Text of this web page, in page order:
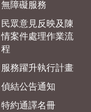
無障礙服務
民眾意見反映及陳
情案件處理作業流
程
服務躍升執行計畫
偵結公告通知
特約通譯名冊